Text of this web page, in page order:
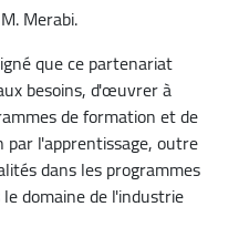
Merabi.
que ce partenariat
besoins, d'œuvrer à
de formation et de
l'apprentissage, outre
dans les programmes
domaine de l'industrie